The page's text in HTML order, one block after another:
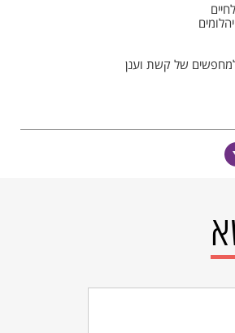
של קשת וענן
יש לי ת'דרך.
ענן עשן
לאן
הזה
שרק נרצה
לחשוב